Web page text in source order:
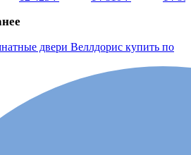
двери Веллдорис купить по